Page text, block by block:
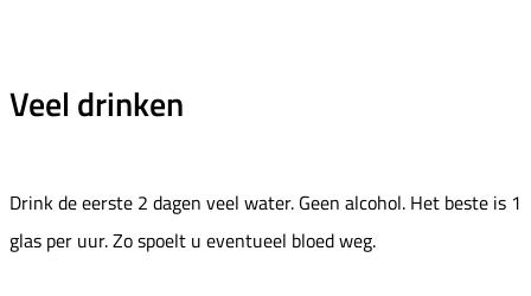
Veel drinken
Drink de eerste 2 dagen veel water. Geen alcohol. Het beste is 1
glas per uur. Zo spoelt u eventueel bloed weg.